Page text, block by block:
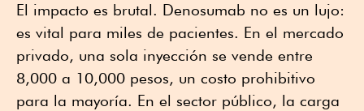
El impacto es brutal. Denosumab no es un lujo:
es vital para miles de pacientes. En el mercado
privado, una sola inyección se vende entre
8,000 a 10,000 pesos, un costo prohibitivo
para la mayoría. En el sector público, la carga